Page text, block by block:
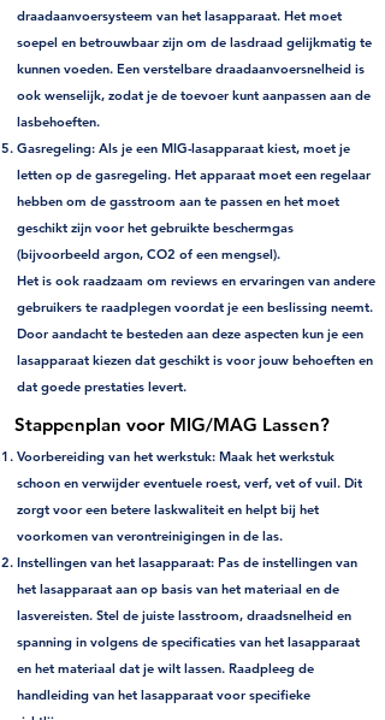
draadaanvoersysteem van het lasapparaat. Het moet
soepel en betrouwbaar zijn om de lasdraad gelijkmatig te
kunnen voeden. Een verstelbare draadaanvoersnelheid is
ook wenselijk, zodat je de toevoer kunt aanpassen aan de
lasbehoeften.
Gasregeling: Als je een MIG-lasapparaat kiest, moet je
letten op de gasregeling. Het apparaat moet een regelaar
hebben om de gasstroom aan te passen en het moet
geschikt zijn voor het gebruikte beschermgas
(bijvoorbeeld argon, CO2 of een mengsel).
Het is ook raadzaam om reviews en ervaringen van andere
gebruikers te raadplegen voordat je een beslissing neemt.
Door aandacht te besteden aan deze aspecten kun je een
lasapparaat kiezen dat geschikt is voor jouw behoeften en
dat goede prestaties levert.
Stappenplan voor MIG/MAG Lassen?
Voorbereiding van het werkstuk: Maak het werkstuk
schoon en verwijder eventuele roest, verf, vet of vuil. Dit
zorgt voor een betere laskwaliteit en helpt bij het
voorkomen van verontreinigingen in de las.
Instellingen van het lasapparaat: Pas de instellingen van
het lasapparaat aan op basis van het materiaal en de
lasvereisten. Stel de juiste lasstroom, draadsnelheid en
spanning in volgens de specificaties van het lasapparaat
en het materiaal dat je wilt lassen. Raadpleeg de
handleiding van het lasapparaat voor specifieke